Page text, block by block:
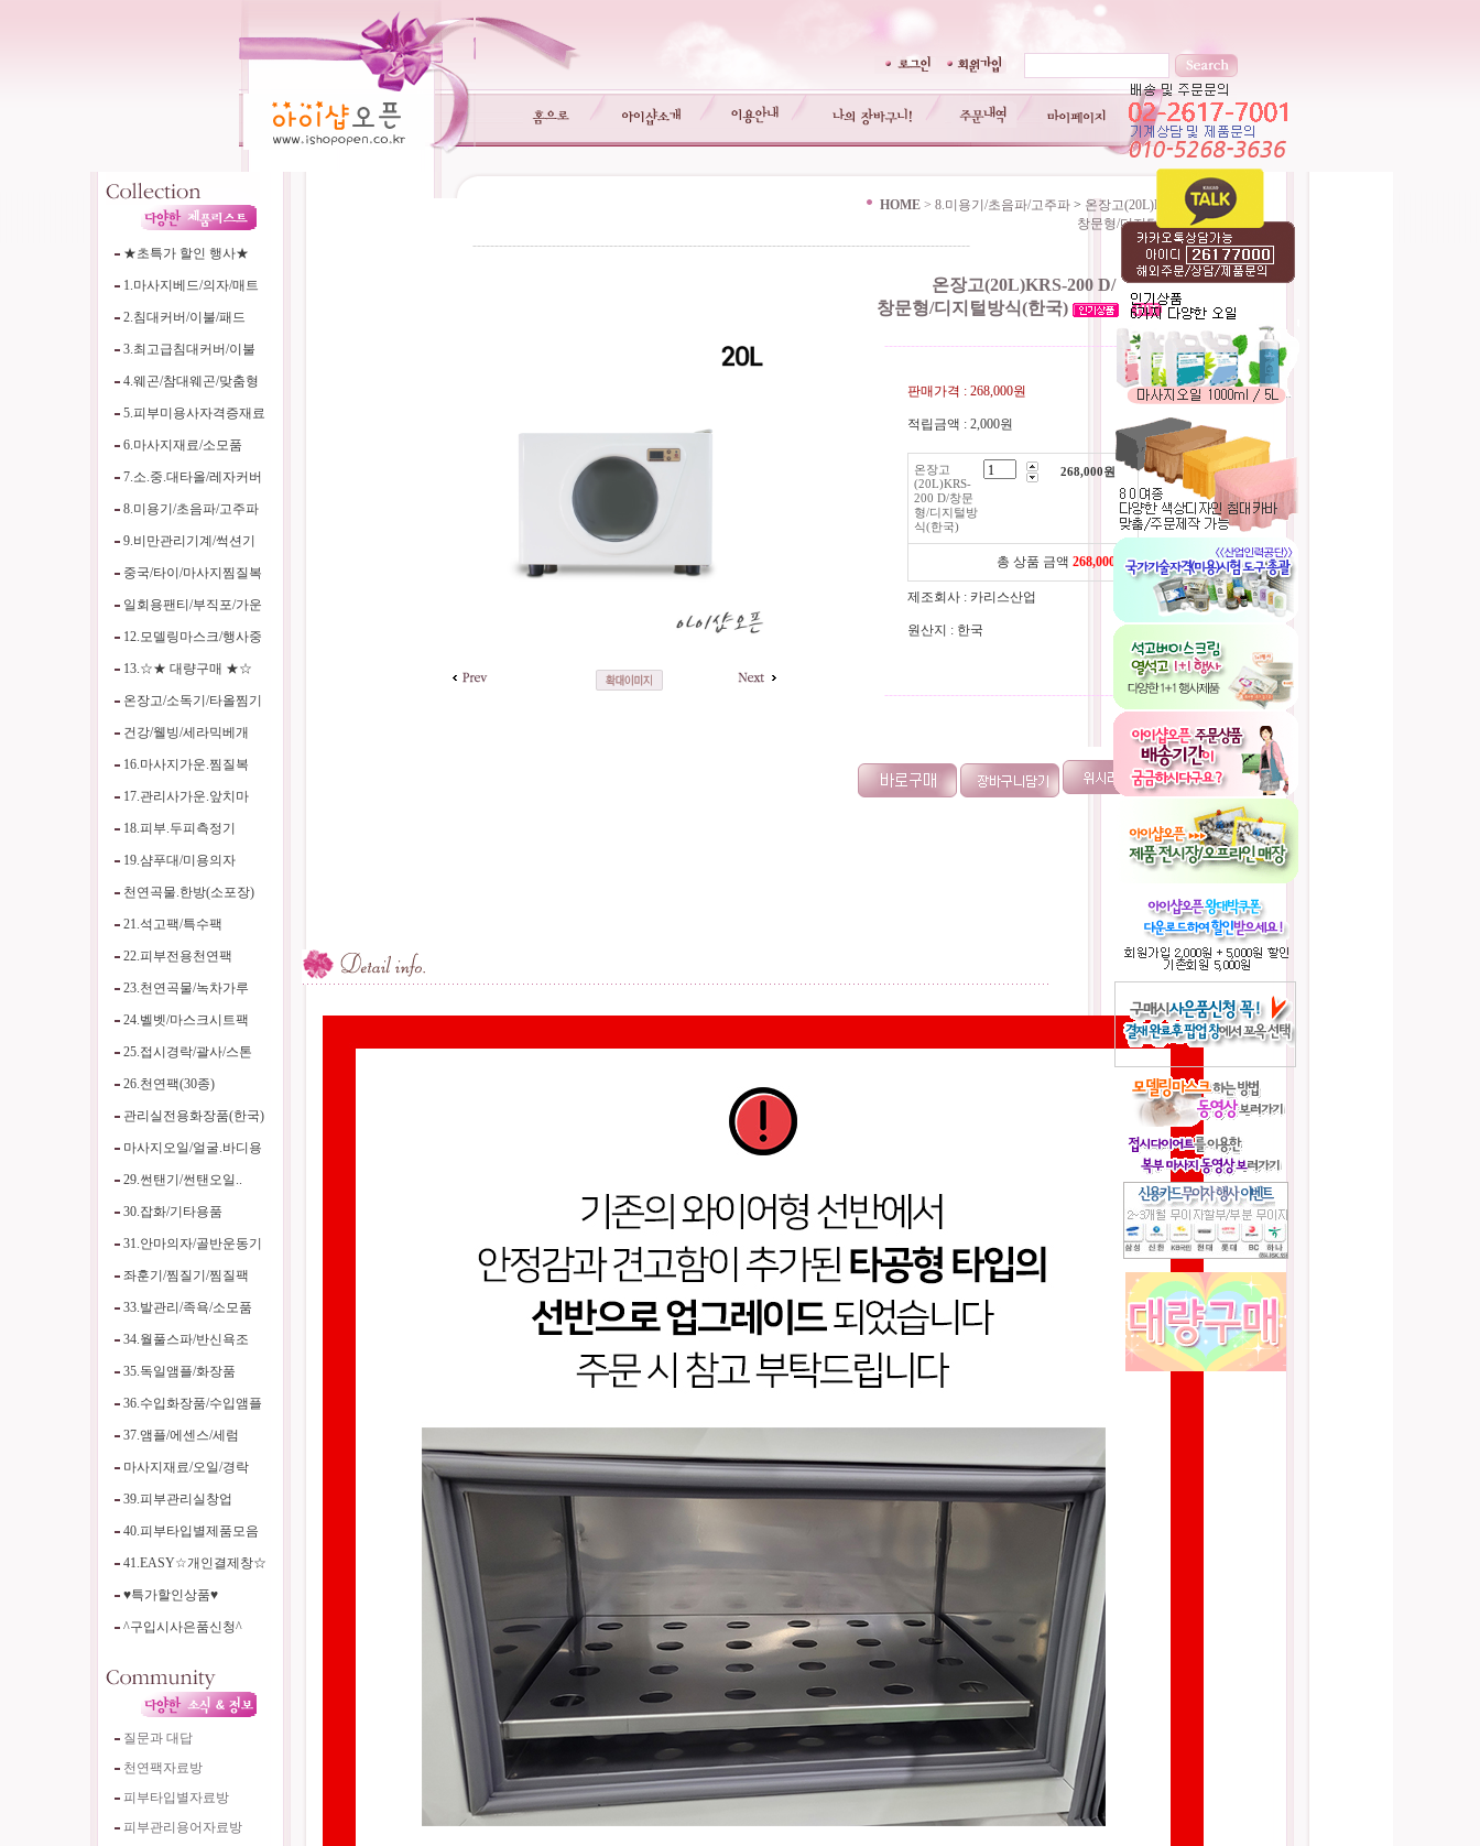
★초특가 할인 행사★
1.마사지베드/의자/매트
2.침대커버/이불/패드
3.최고급침대커버/이불
4.웨곤/참대웨곤/맞춤형
5.피부미용사자격증재료
6.마사지재료/소모품
7.소.중.대타올/레자커버
8.미용기/초음파/고주파
9.비만관리기계/썩션기
중국/타이/마사지찜질복
일회용팬티/부직포/가운
12.모델링마스크/행사중
13.☆★ 대량구매 ★☆
온장고/소독기/타올찜기
건강/웰빙/세라믹베개
16.마사지가운.찜질복
17.관리사가운.앞치마
18.피부.두피측정기
19.샴푸대/미용의자
천연곡물.한방(소포장)
21.석고팩/특수팩
22.피부전용천연팩
23.천연곡물/녹차가루
24.벨벳/마스크시트팩
25.접시경락/괄사/스톤
26.천연팩(30종)
관리실전용화장품(한국)
마사지오일/얼굴.바디용
29.썬탠기/썬탠오일..
30.잡화/기타용품
31.안마의자/골반운동기
좌훈기/찜질기/찜질팩
33.발관리/족욕/소모품
34.월풀스파/반신욕조
35.독일앰플/화장품
36.수입화장품/수입앰플
37.앰플/에센스/세럼
마사지재료/오일/경락
39.피부관리실창업
40.피부타입별제품모음
41.EASY☆개인결제창☆
♥특가할인상품♥
^구입시사은품신청^
질문과 대답
천연팩자료방
피부타입별자료방
피부관리용어자료방
HOME > 8.미용기/초음파/고주파 > 온장고(20L)KRS-200 D/
창문형/디지털방식(한국)
-----------------------------------------------------------------------------------------------------------------
온장고(20L)KRS-200 D/
창문형/디지털방식(한국)
---------------------------------------------------------------
판매가격 : 268,000원
적립금액 : 2,000원
온장고
(20L)KRS-
200 D/창문
형/디지털방
식(한국)
268,000원
총 상품 금액 268,000 원
제조회사 : 카리스산업
원산지 : 한국
---------------------------------------------------------------